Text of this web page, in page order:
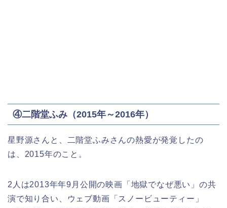
④二階堂ふみ（2015年～2016年）
星野源さんと、二階堂ふみさんの熱愛が発覚したの
は、2015年のこと。
2人は2013年年9月公開の映画「地獄でなぜ悪い」の共
演で知り合い、ウェブ動画「スノービューティー」